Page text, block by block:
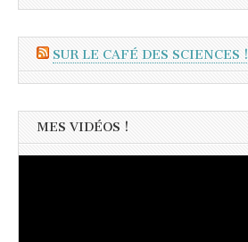
SUR LE CAFÉ DES SCIENCES !
MES VIDÉOS !